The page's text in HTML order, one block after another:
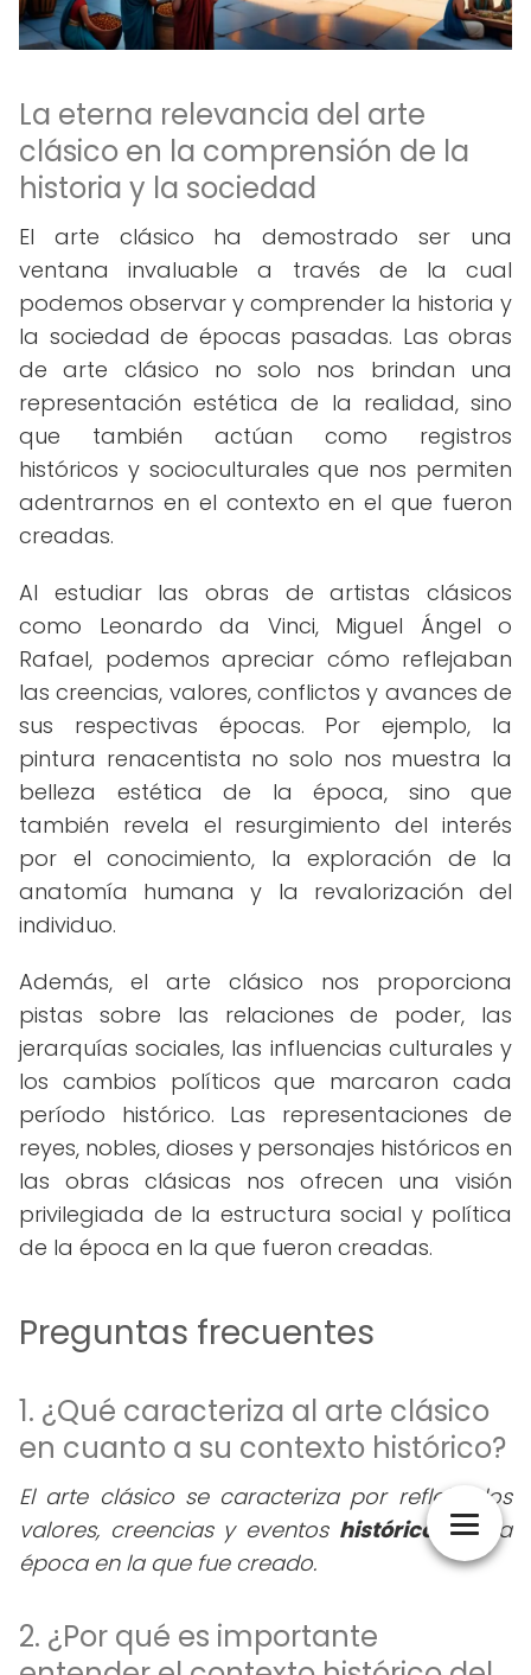
La eterna relevancia del arte
clásico en la comprensión de la
historia y la sociedad
El arte clásico ha demostrado ser una
ventana invaluable a través de la cual
podemos observar y comprender la historia y
la sociedad de épocas pasadas. Las obras
de arte clásico no solo nos brindan una
representación estética de la realidad, sino
que también actúan como registros
históricos y socioculturales que nos permiten
adentrarnos en el contexto en el que fueron
creadas.
Al estudiar las obras de artistas clásicos
como Leonardo da Vinci, Miguel Ángel o
Rafael, podemos apreciar cómo reflejaban
las creencias, valores, conflictos y avances de
sus respectivas épocas. Por ejemplo, la
pintura renacentista no solo nos muestra la
belleza estética de la época, sino que
también revela el resurgimiento del interés
por el conocimiento, la exploración de la
anatomía humana y la revalorización del
individuo.
Además, el arte clásico nos proporciona
pistas sobre las relaciones de poder, las
jerarquías sociales, las influencias culturales y
los cambios políticos que marcaron cada
período histórico. Las representaciones de
reyes, nobles, dioses y personajes históricos en
las obras clásicas nos ofrecen una visión
privilegiada de la estructura social y política
de la época en la que fueron creadas.
Preguntas frecuentes
1. ¿Qué caracteriza al arte clásico
en cuanto a su contexto histórico?
El arte clásico se caracteriza por reflejar los
valores, creencias y eventos históricos
de la
época en la que fue creado.
2. ¿Por qué es importante